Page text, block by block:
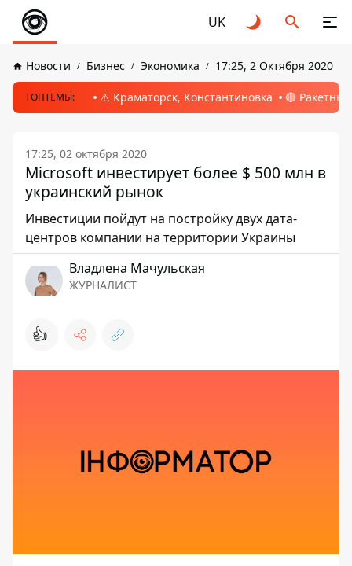
UK
Новости Бизнес Экономика 17:25, 2 Октября 2020
ТОПТЕМЫ: ⚠️ Краматорск, Константиновка 🔴
17:25, 02 октября 2020
Microsoft инвестирует более $ 500 млн в
украинский рынок
Инвестиции пойдут на постройку двух дата-
центров компании на территории Украины
Владлена Мачульская
ЖУРНАЛИСТ
👍